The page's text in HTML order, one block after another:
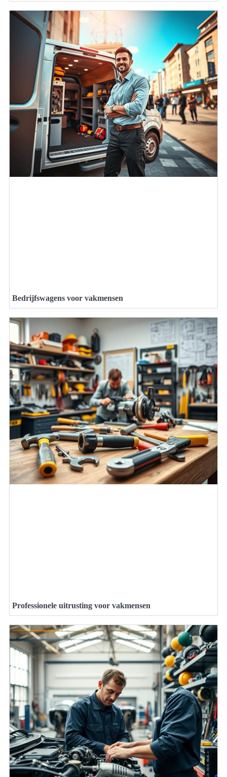
Bedrijfswagens voor vakmensen
Professionele uitrusting voor vakmensen